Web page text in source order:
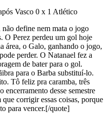
Vasco 0 x 1 Atlético
define nem mata o jogo
O Perez perdeu um gol hoje
área, o Galo, ganhando o jogo,
perder. O Natanael fez a
de bater para o gol.
para o Barba substituí-lo.
Tô feliz pra caramba, três
encerramento desse semestre
corrigir essas coisas, porque
para vencer.[/quote]